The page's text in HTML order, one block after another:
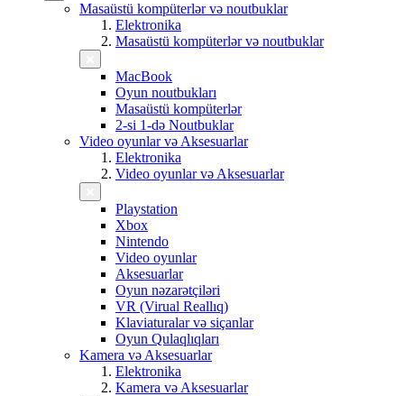
Masaüstü kompüterlər və noutbuklar
Elektronika
Masaüstü kompüterlər və noutbuklar
MacBook
Oyun noutbukları
Masaüstü kompüterlər
2-si 1-də Noutbuklar
Video oyunlar və Aksesuarlar
Elektronika
Video oyunlar və Aksesuarlar
Playstation
Xbox
Nintendo
Video oyunlar
Aksesuarlar
Oyun nəzarətçiləri
VR (Virual Reallıq)
Klaviaturalar və siçanlar
Oyun Qulaqlıqları
Kamera və Aksesuarlar
Elektronika
Kamera və Aksesuarlar